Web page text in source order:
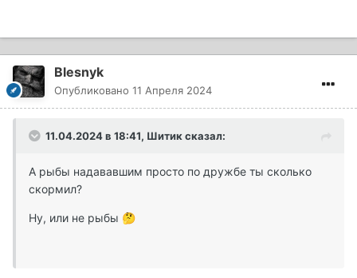
Blesnyk
Опубликовано 11 Апреля 2024
11.04.2024 в 18:41, Шитиксказал:
А рыбы надававшим просто по дружбе ты сколько
скормил?
Ну, или не рыбы 🤔